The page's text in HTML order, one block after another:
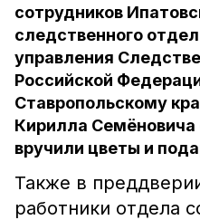
сотрудников
следственного
управления
Российской
Ставропольскому
Кирилла
вручили цветы и
Также в
работники отдела